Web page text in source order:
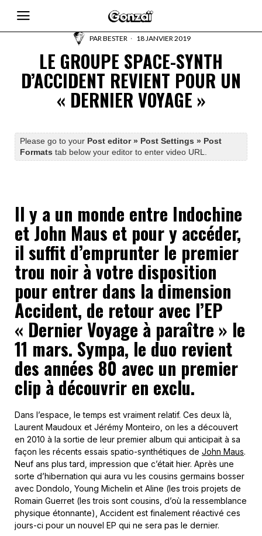
PARBESTER 18 JANVIER 2019
LE GROUPE SPACE-SYNTH
D’ACCIDENT REVIENT POUR UN
« DERNIER VOYAGE »
Please go to your Post editor » Post Settings » Post
Formats tab below your editor to enter video URL.
Il y a un monde entre Indochine
et John Maus et pour y accéder,
il suffit d’emprunter le premier
trou noir à votre disposition
pour entrer dans la dimension
Accident, de retour avec l’EP
« Dernier Voyage à paraître » le
11 mars. Sympa, le duo revient
des années 80 avec un premier
clip à découvrir en exclu.
Dans l’espace, le temps est vraiment relatif. Ces deux là,
Laurent Maudoux et Jérémy Monteiro, on les a découvert
en 2010 à la sortie de leur premier album qui anticipait à sa
façon les récents essais spatio-synthétiques de John Maus.
Neuf ans plus tard, impression que c’était hier. Après une
sorte d’hibernation qui aura vu les cousins germains bosser
avec Dondolo, Young Michelin et Aline (les trois projets de
Romain Guerret (les trois sont cousins, d’où la ressemblance
physique étonnante), Accident est finalement réactivé ces
jours-ci pour un nouvel EP qui ne sera pas le dernier.